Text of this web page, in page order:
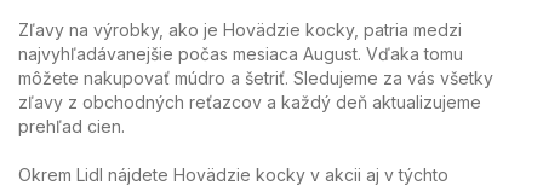
Zľavy na výrobky, ako je Hovädzie kocky, patria medzi
najvyhľadávanejšie počas mesiaca August. Vďaka tomu
môžete nakupovať múdro a šetriť. Sledujeme za vás všetky
zľavy z obchodných reťazcov a každý deň aktualizujeme
prehľad cien.
Okrem Lidl nájdete Hovädzie kocky v akcii aj v týchto